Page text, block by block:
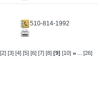
510-814-1992
[2] [3] [4] [5] [6] [7] [8] [9] [10] ...[26]